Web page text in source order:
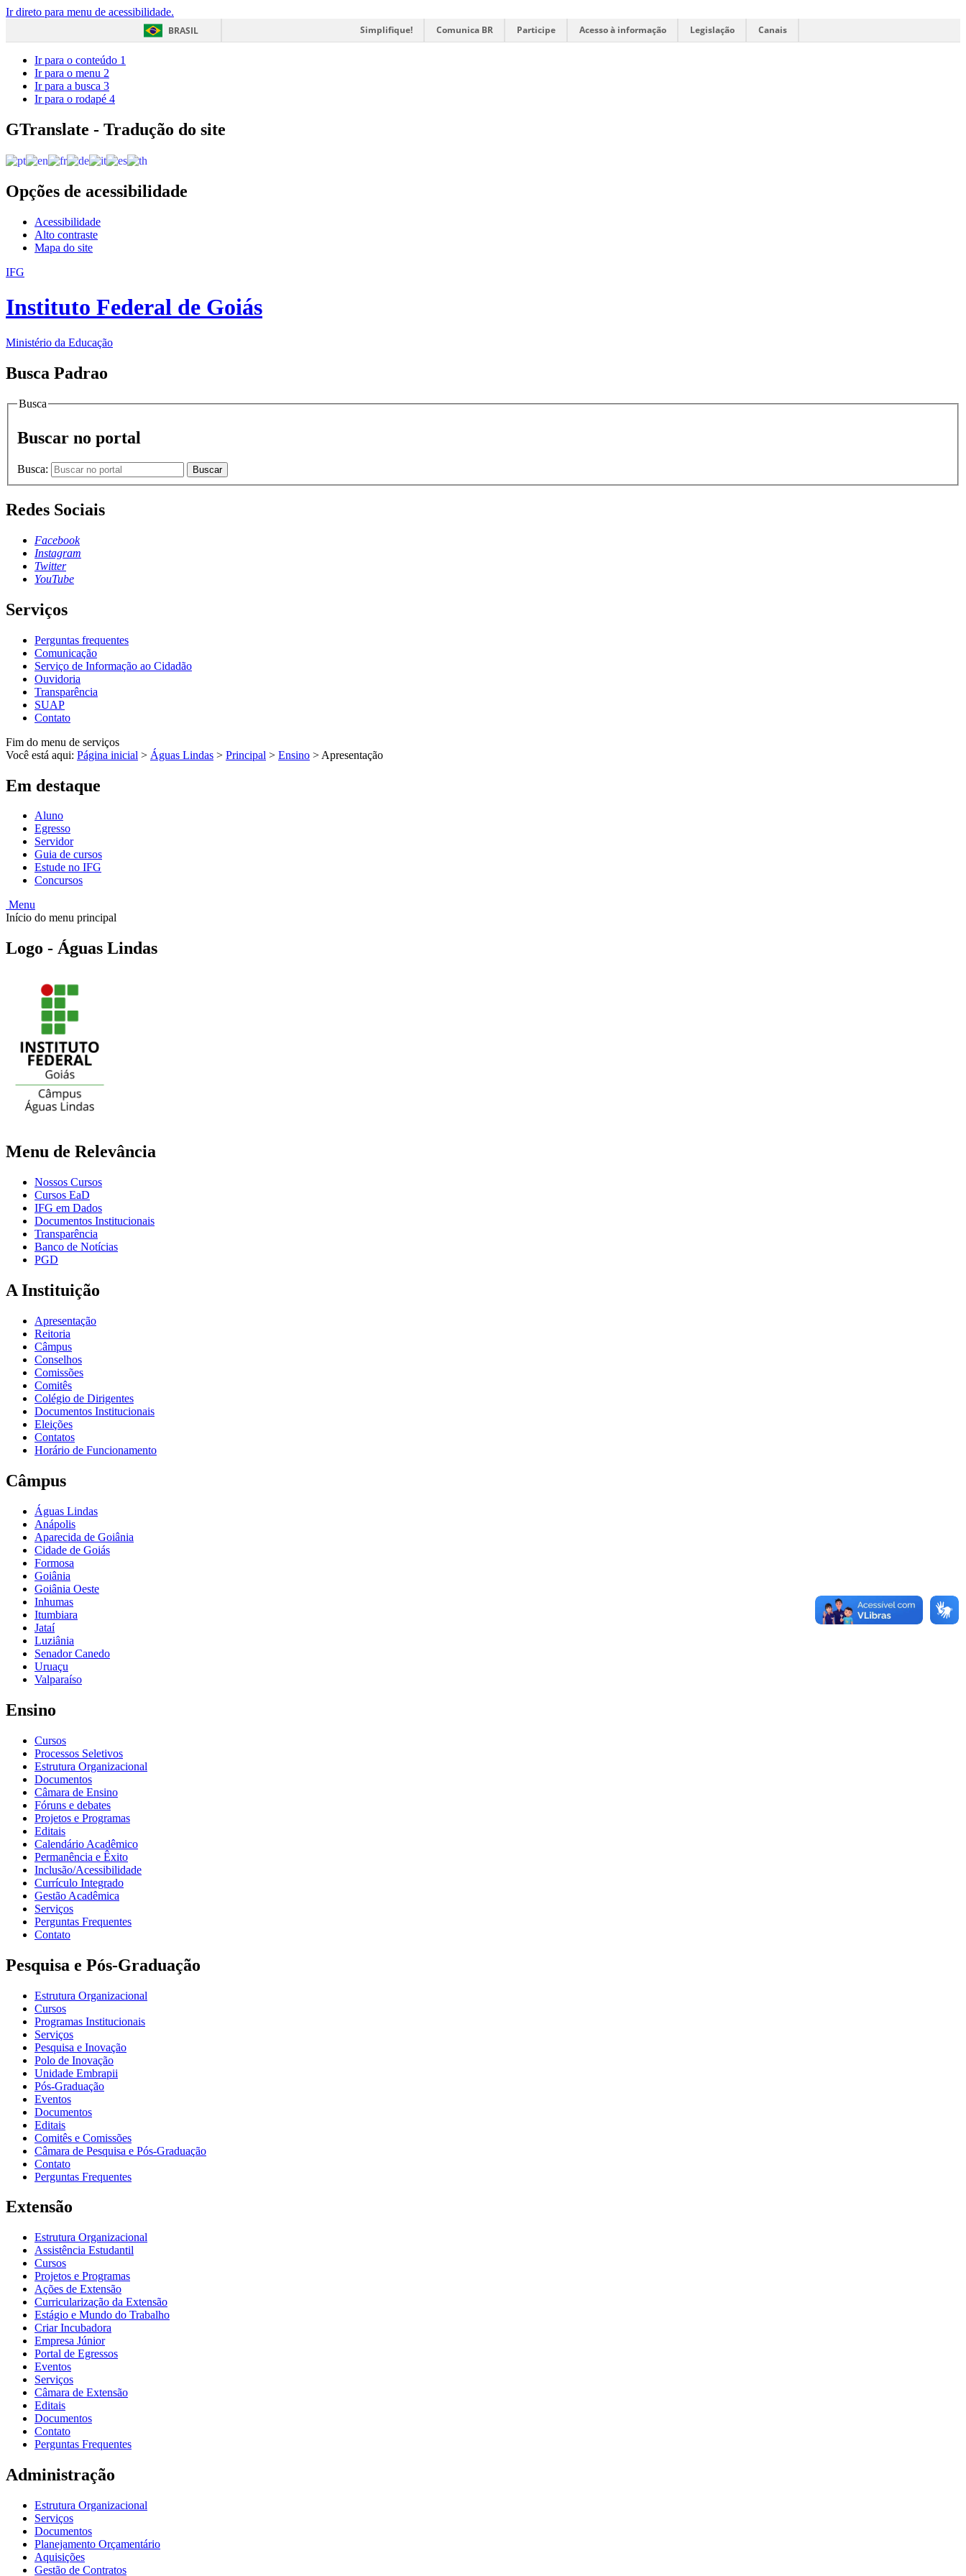
Ir direto para menu de acessibilidade.
BRASIL
Simplifique! Comunica BR Participe Acesso à informação Legislação Canais
Ir para o conteúdo 1
Ir para o menu 2
Ir para a busca 3
Ir para o rodapé 4
GTranslate - Tradução do site
Opções de acessibilidade
Acessibilidade
Alto contraste
Mapa do site
IFG
Instituto Federal de Goiás
Ministério da Educação
Busca Padrao
Busca
Buscar no portal
Busca: Buscar
Redes Sociais
Facebook
Instagram
Twitter
YouTube
Serviços
Perguntas frequentes
Comunicação
Serviço de Informação ao Cidadão
Ouvidoria
Transparência
SUAP
Contato
Fim do menu de serviços
Você está aqui: Página inicial > Águas Lindas > Principal > Ensino > Apresentação
Em destaque
Aluno
Egresso
Servidor
Guia de cursos
Estude no IFG
Concursos
Menu
Início do menu principal
Logo - Águas Lindas
Menu de Relevância
Nossos Cursos
Cursos EaD
IFG em Dados
Documentos Institucionais
Transparência
Banco de Notícias
PGD
A Instituição
Apresentação
Reitoria
Câmpus
Conselhos
Comissões
Comitês
Colégio de Dirigentes
Documentos Institucionais
Eleições
Contatos
Horário de Funcionamento
Câmpus
Águas Lindas
Anápolis
Aparecida de Goiânia
Cidade de Goiás
Formosa
Goiânia
Goiânia Oeste
Inhumas
Itumbiara
Jataí
Luziânia
Senador Canedo
Uruaçu
Valparaíso
Ensino
Cursos
Processos Seletivos
Estrutura Organizacional
Documentos
Câmara de Ensino
Fóruns e debates
Projetos e Programas
Editais
Calendário Acadêmico
Permanência e Êxito
Inclusão/Acessibilidade
Currículo Integrado
Gestão Acadêmica
Serviços
Perguntas Frequentes
Contato
Pesquisa e Pós-Graduação
Estrutura Organizacional
Cursos
Programas Institucionais
Serviços
Pesquisa e Inovação
Polo de Inovação
Unidade Embrapii
Pós-Graduação
Eventos
Documentos
Editais
Comitês e Comissões
Câmara de Pesquisa e Pós-Graduação
Contato
Perguntas Frequentes
Extensão
Estrutura Organizacional
Assistência Estudantil
Cursos
Projetos e Programas
Ações de Extensão
Curricularização da Extensão
Estágio e Mundo do Trabalho
Criar Incubadora
Empresa Júnior
Portal de Egressos
Eventos
Serviços
Câmara de Extensão
Editais
Documentos
Contato
Perguntas Frequentes
Administração
Estrutura Organizacional
Serviços
Documentos
Planejamento Orçamentário
Aquisições
Gestão de Contratos